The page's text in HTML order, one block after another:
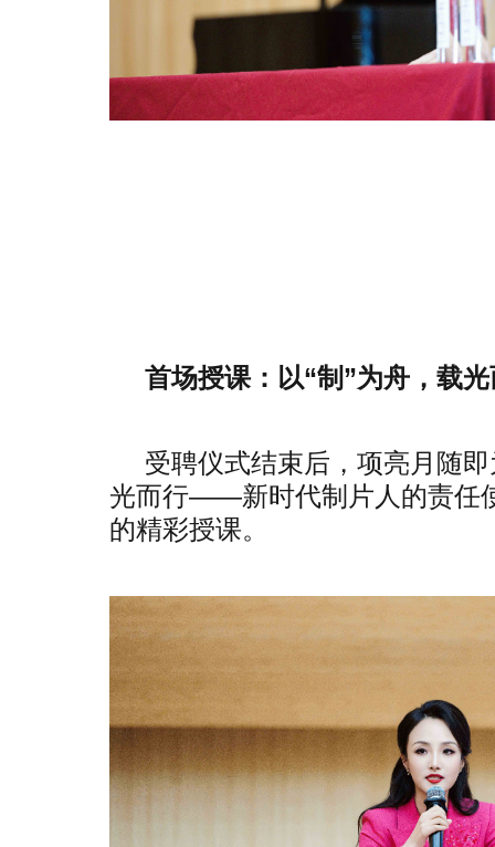
首场授课：以“制”为舟，载
受聘仪式结束后，项亮月随
光而行——新时代制片人的责任
的精彩授课。